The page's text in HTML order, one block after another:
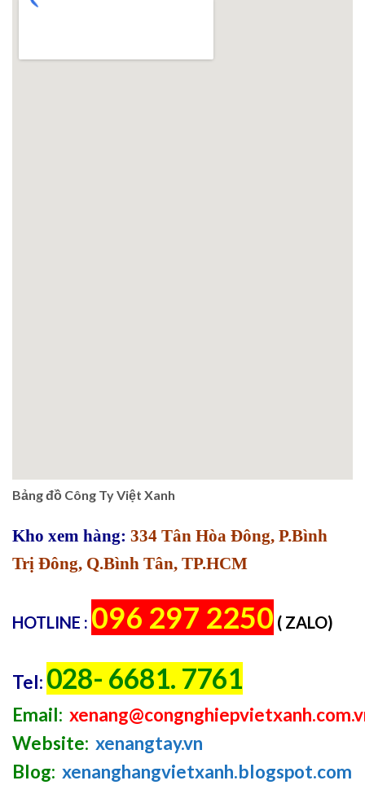
Bảng đồ Công Ty Việt Xanh
Kho xem hàng: 334 Tân Hòa Đông, P.Bình
Trị Đông, Q.Bình Tân, TP.HCM
HOTLINE : 096 297 2250 ( ZALO)
Tel: 028- 6681. 7761
Email:
Website: xenangtay.vn
Blog: xenanghangvietxanh.blogspot.com